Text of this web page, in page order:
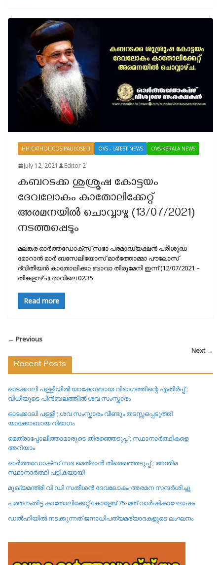
HH CATHOLICOS PAULOSE II OVS - LATEST NEWS OVS-KERALA NEWS
July 12, 2021 Editor 2
കബറടക്ക ശുശ്രൂഷ കോട്ടയം
ദേവലോകം കാതോലിക്കേറ്റ്
അരമനയില്‍ ചൊവ്വാഴ്ച (13/07/2021)
നടത്തപ്പെടും
മലങ്കര ഓര്‍ത്തഡോക്സ് സഭാ പരമാദ്ധ്യക്ഷന്‍ പരിശുദ്ധ
മോറാന്‍ മാര്‍ ബസേലിയോസ് മാര്‍ത്തോമ്മാ പൗലോസ്
ദ്വിതീയന്‍ കാതോലിക്കാ ബാവാ തിരുമേനി ഇന്ന് (12/07/2021 –
തിങ്കളാഴ്ച) രാവിലെ 02.35
Read more
← Previous
Next →
Recent Posts
ഓടക്കാലി പള്ളിയിൽ യാക്കോബായ വിഭാഗത്തിന്റെ എതിർപ്പ് ;
വിധിയുടെ പിൻബലത്തിൽ ശവ സംസ്കാരം
ഓടക്കാലി പള്ളി ; ശവ സംസ്കാരം വീണ്ടും തടസ്സപ്പെടുത്തി
യാക്കോബായ വിഭാഗം
മെത്രാപ്പോലീത്താമാരുടെ തിരഞ്ഞെടുപ്പ് ; സ്ഥാനാർത്ഥികളെ
അറിയാം
ഓർത്തഡോക്സ് സഭ മെത്രാൻ തിരെഞ്ഞെടുപ്പ് ; അന്തിമ
സ്ഥാനാർത്ഥി പട്ടികയായി
മുഖ്യമന്ത്രി വി ഡി സതീശൻ ദേവലോകം അരമന സന്ദർശിച്ചു
പത്തനംതിട്ട കാതോലിക്കേറ്റ്‌ കോളേജ്‌ 75-മത് വാർഷികാഘോഷം
ഡൽഹിയിൽ നടക്കുന്നത് ജനാധിപത്യമര്യാദകളുടെ ലംഘനം